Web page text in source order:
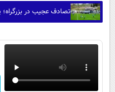
تصادف عجیب در